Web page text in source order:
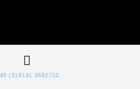
(0)8141 3582710